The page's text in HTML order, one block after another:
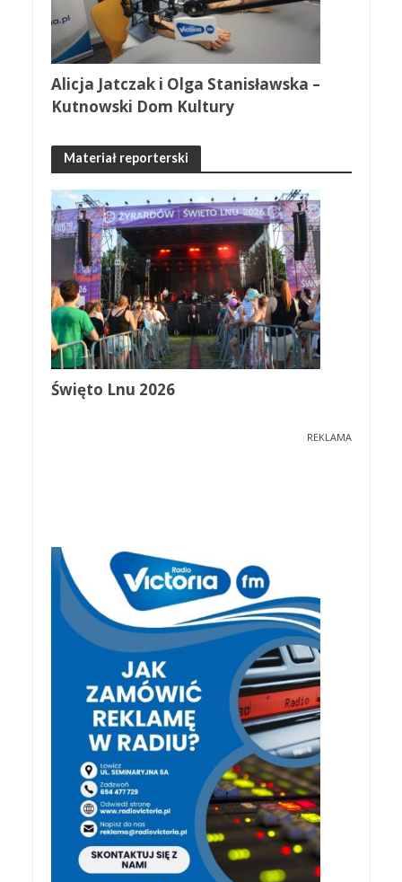
Alicja Jatczak i Olga Stanisławska –
Kutnowski Dom Kultury
Materiał reporterski
Święto Lnu 2026
REKLAMA